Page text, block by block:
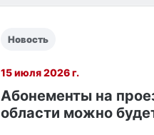
Новость
15 июля 2026 г.
Абонементы на
области можно